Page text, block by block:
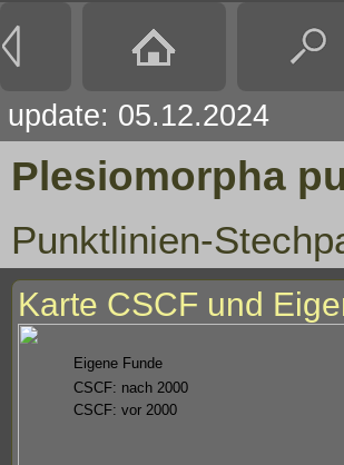
update: 05.12.2024
Plesiomorpha
Punktlinien-
Karte CSCF und
Eigene Funde
CSCF: nach 2000
CSCF: vor 2000